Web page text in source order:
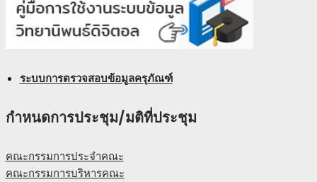
ระบบการตรวจสอบข้อมูลครุภัณฑ์
กำหนดการประชุม/มติที่ประชุม
คณะกรรมการประจำคณะ
คณะกรรมการบริหารคณะ